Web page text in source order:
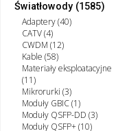
Światłowody (1585)
Adaptery (40)
CATV (4)
CWDM (12)
Kable (58)
Materiały eksploatacyjne
(11)
Mikrorurki (3)
Moduły GBIC (1)
Moduły QSFP-DD (3)
Moduły QSFP+ (10)